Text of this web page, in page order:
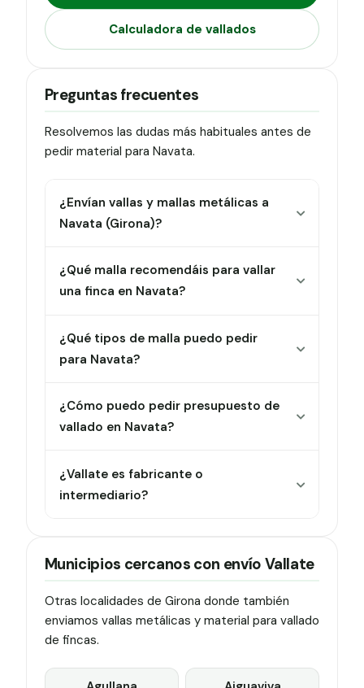
Calculadora de vallados
Preguntas frecuentes
Resolvemos las dudas más habituales antes de
pedir material para Navata.
¿Envían vallas y mallas metálicas a
Navata (Girona)?
¿Qué malla recomendáis para vallar
una finca en Navata?
¿Qué tipos de malla puedo pedir
para Navata?
¿Cómo puedo pedir presupuesto de
vallado en Navata?
¿Vallate es fabricante o
intermediario?
Municipios cercanos con envío Vallate
Otras localidades de Girona donde también
enviamos vallas metálicas y material para vallado
de fincas.